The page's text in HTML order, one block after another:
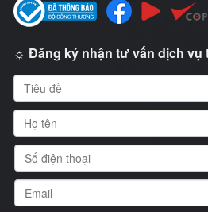
☼ Đăng ký nhận tư vấn dịch vụ